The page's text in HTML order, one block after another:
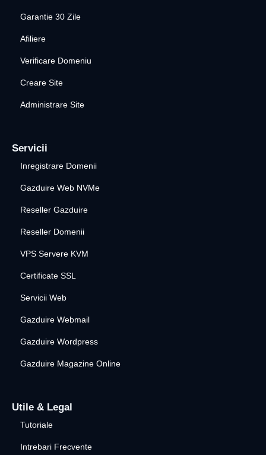
Garantie 30 Zile
Afiliere
Verificare Domeniu
Creare Site
Administrare Site
Servicii
Inregistrare Domenii
Gazduire Web NVMe
Reseller Gazduire
Reseller Domenii
VPS Servere KVM
Certificate SSL
Servicii Web
Gazduire Webmail
Gazduire Wordpress
Gazduire Magazine Online
Utile & Legal
Tutoriale
Intrebari Frecvente